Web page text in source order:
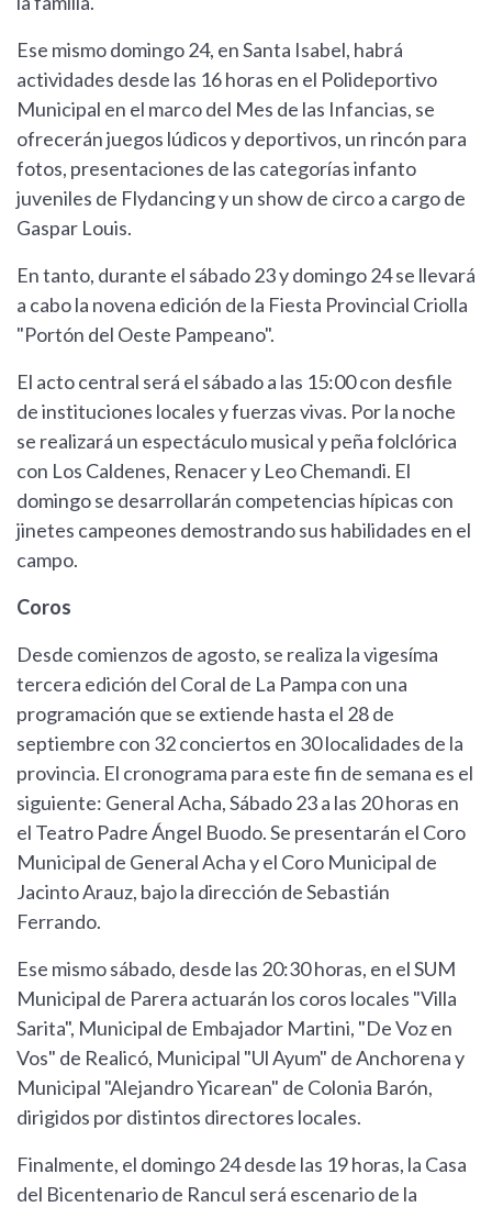
Ese mismo domingo 24, en Santa Isabel, habrá
actividades desde las 16 horas en el Polideportivo
Municipal en el marco del Mes de las Infancias, se
ofrecerán juegos lúdicos y deportivos, un rincón para
fotos, presentaciones de las categorías infanto
juveniles de Flydancing y un show de circo a cargo de
Gaspar Louis.
En tanto, durante el sábado 23 y domingo 24 se llevará
a cabo la novena edición de la Fiesta Provincial Criolla
"Portón del Oeste Pampeano".
El acto central será el sábado a las 15:00 con desfile
de instituciones locales y fuerzas vivas. Por la noche
se realizará un espectáculo musical y peña folclórica
con Los Caldenes, Renacer y Leo Chemandi. El
domingo se desarrollarán competencias hípicas con
jinetes campeones demostrando sus habilidades en el
campo.
Coros
Desde comienzos de agosto, se realiza la vigesíma
tercera edición del Coral de La Pampa con una
programación que se extiende hasta el 28 de
septiembre con 32 conciertos en 30 localidades de la
provincia. El cronograma para este fin de semana es el
siguiente: General Acha, Sábado 23 a las 20 horas en
el Teatro Padre Ángel Buodo. Se presentarán el Coro
Municipal de General Acha y el Coro Municipal de
Jacinto Arauz, bajo la dirección de Sebastián
Ferrando.
Ese mismo sábado, desde las 20:30 horas, en el SUM
Municipal de Parera actuarán los coros locales "Villa
Sarita", Municipal de Embajador Martini, "De Voz en
Vos" de Realicó, Municipal "Ul Ayum" de Anchorena y
Municipal "Alejandro Yicarean" de Colonia Barón,
dirigidos por distintos directores locales.
Finalmente, el domingo 24 desde las 19 horas, la Casa
del Bicentenario de Rancul será escenario de la